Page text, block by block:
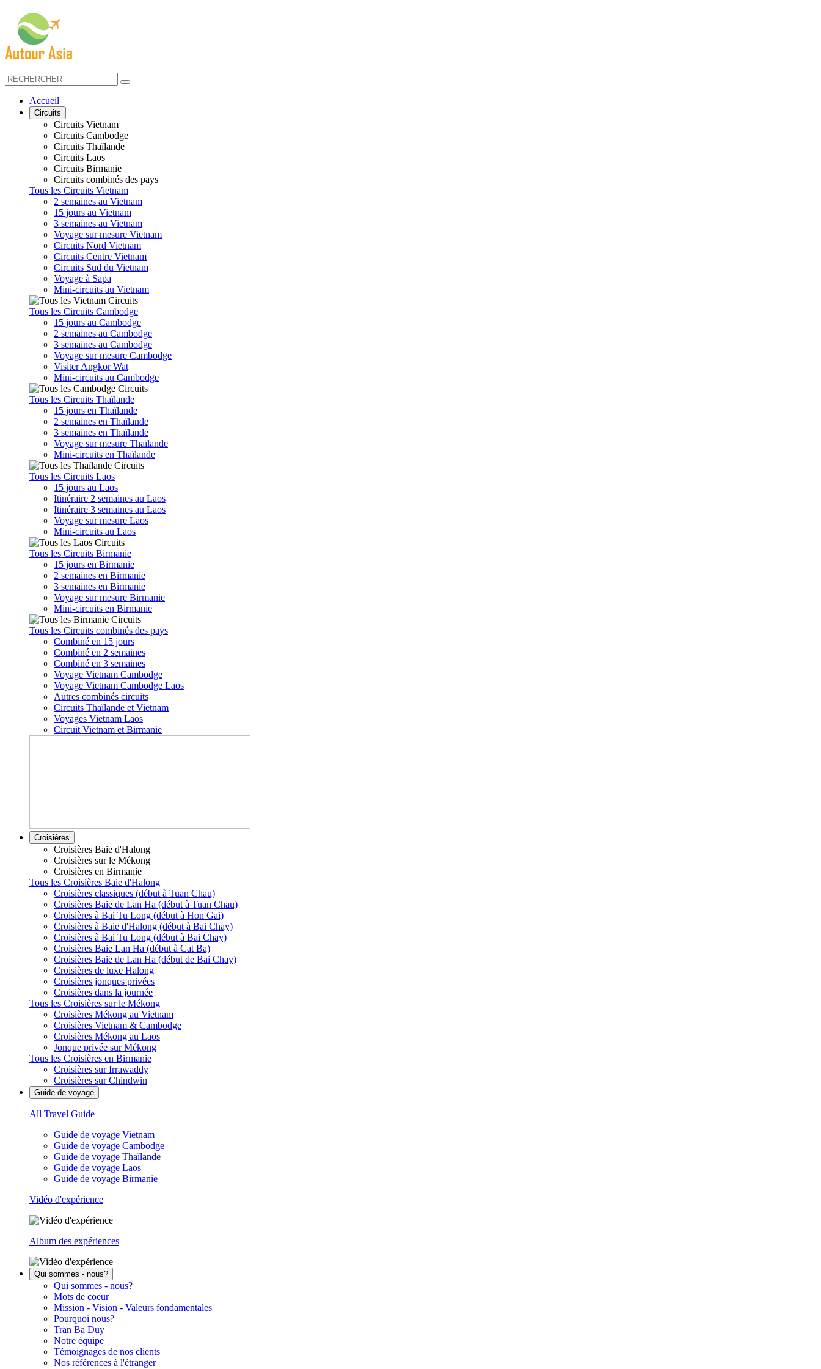
Accueil
Circuits
Circuits Vietnam
Circuits Cambodge
Circuits Thaïlande
Circuits Laos
Circuits Birmanie
Circuits combinés des pays
Tous les Circuits Vietnam
2 semaines au Vietnam
15 jours au Vietnam
3 semaines au Vietnam
Voyage sur mesure Vietnam
Circuits Nord Vietnam
Circuits Centre Vietnam
Circuits Sud du Vietnam
Voyage à Sapa
Mini-circuits au Vietnam
Tous les Circuits Cambodge
15 jours au Cambodge
2 semaines au Cambodge
3 semaines au Cambodge
Voyage sur mesure Cambodge
Visiter Angkor Wat
Mini-circuits au Cambodge
Tous les Circuits Thaïlande
15 jours en Thaïlande
2 semaines en Thaïlande
3 semaines en Thaïlande
Voyage sur mesure Thaïlande
Mini-circuits en Thaïlande
Tous les Circuits Laos
15 jours au Laos
Itinéraire 2 semaines au Laos
Itinéraire 3 semaines au Laos
Voyage sur mesure Laos
Mini-circuits au Laos
Tous les Circuits Birmanie
15 jours en Birmanie
2 semaines en Birmanie
3 semaines en Birmanie
Voyage sur mesure Birmanie
Mini-circuits en Birmanie
Tous les Circuits combinés des pays
Combiné en 15 jours
Combiné en 2 semaines
Combiné en 3 semaines
Voyage Vietnam Cambodge
Voyage Vietnam Cambodge Laos
Autres combinés circuits
Circuits Thaïlande et Vietnam
Voyages Vietnam Laos
Circuit Vietnam et Birmanie
Croisières
Croisières Baie d'Halong
Croisières sur le Mékong
Croisières en Birmanie
Tous les Croisières Baie d'Halong
Croisières classiques (début à Tuan Chau)
Croisières Baie de Lan Ha (début à Tuan Chau)
Croisières à Bai Tu Long (début à Hon Gai)
Croisières à Baie d'Halong (début à Bai Chay)
Croisières à Bai Tu Long (début à Bai Chay)
Croisières Baie Lan Ha (début à Cat Ba)
Croisières Baie de Lan Ha (début de Bai Chay)
Croisières de luxe Halong
Croisières jonques privées
Croisières dans la journée
Tous les Croisières sur le Mékong
Croisières Mékong au Vietnam
Croisières Vietnam & Cambodge
Croisières Mékong au Laos
Jonque privée sur Mékong
Tous les Croisières en Birmanie
Croisières sur Irrawaddy
Croisières sur Chindwin
Guide de voyage
All Travel Guide
Guide de voyage Vietnam
Guide de voyage Cambodge
Guide de voyage Thaïlande
Guide de voyage Laos
Guide de voyage Birmanie
Vidéo d'expérience
Album des expériences
Qui sommes - nous?
Qui sommes - nous?
Mots de coeur
Mission - Vision - Valeurs fondamentales
Pourquoi nous?
Tran Ba Duy
Notre équipe
Témoignages de nos clients
Nos références à l'étranger